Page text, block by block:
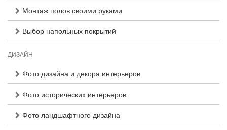
Монтаж полов своими руками
Выбор напольных покрытий
ДИЗАЙН
Фото дизайна и декора интерьеров
Фото исторических интерьеров
Фото ландшафтного дизайна